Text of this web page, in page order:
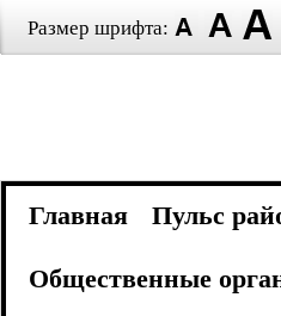
Размер шрифта:
Главная Пульс
Общественные